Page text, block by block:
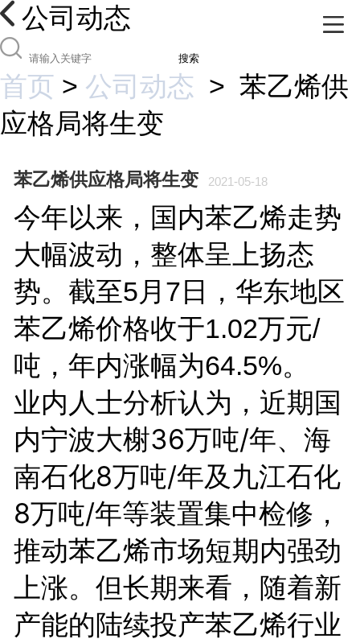
公司动态
搜索
首页 > 公司动态 > 苯乙烯供
应格局将生变
苯乙烯供应格局将生变 2021-05-18
今年以来，国内苯乙烯走势
大幅波动，整体呈上扬态
势。截至5月7日，华东地区
苯乙烯价格收于1.02万元/
吨，年内涨幅为64.5%。
业内人士分析认为，近期国
内宁波大榭36万吨/年、海
南石化8万吨/年及九江石化
8万吨/年等装置集中检修，
推动苯乙烯市场短期内强劲
上涨。但长期来看，随着新
产能的陆续投产苯乙烯行业